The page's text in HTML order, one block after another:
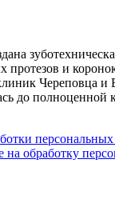
протезов и
Череповца и
до полноценной
на обработку